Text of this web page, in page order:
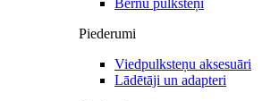
Piederumi
Viedpulksteņu aksesuāri
Lādētāji un adapteri